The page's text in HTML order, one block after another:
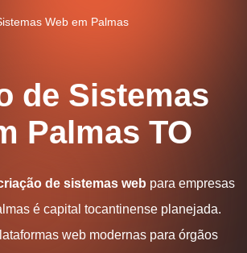
Web em Palmas
de Sistemas
Palmas TO
de sistemas web para empresas
é capital tocantinense planejada.
web modernas para órgãos